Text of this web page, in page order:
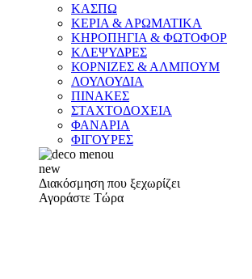
ΚΑΣΠΩ
ΚΕΡΙΑ & ΑΡΩΜΑΤΙΚΑ
ΚΗΡΟΠΗΓΙΑ & ΦΩΤΟΦΟΡ
ΚΛΕΨΥΔΡΕΣ
ΚΟΡΝΙΖΕΣ & ΑΛΜΠΟΥΜ
ΛΟΥΛΟΥΔΙΑ
ΠΙΝΑΚΕΣ
ΣΤΑΧΤΟΔΟΧΕΙΑ
ΦΑΝΑΡΙΑ
ΦΙΓΟΥΡΕΣ
new
Διακόσμηση που ξεχωρίζει
Αγοράστε Τώρα